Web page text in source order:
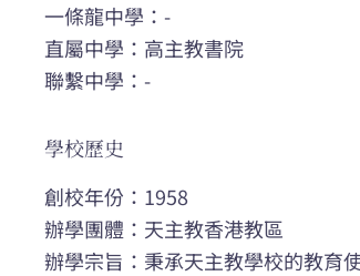
一條龍中學：-
直屬中學：高主教書院
聯繫中學：-
學校歷史
創校年份：1958
辦學團體：天主教香港教區
辦學宗旨：秉承天主教學校的教育